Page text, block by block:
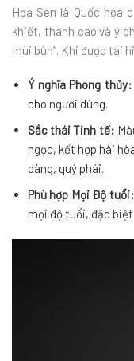
Hoa Sen là Quốc hoa
khiết, thanh cao và ý
mùi bùn”. Khi được tái
Ý nghĩa Phong thủy:
cho người dùng.
Sắc thái Tinh tế:
ngọc, kết hợp hài
dàng, quý phái.
Phù hợp Mọi Độ tuổi:
mọi độ tuổi, đặc